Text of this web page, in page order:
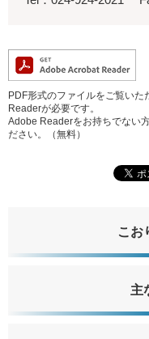
PDF形式のファイルをご覧い
Readerが必要です。
Adobe Readerをお持ちでない
ださい。（無料）
こお
主